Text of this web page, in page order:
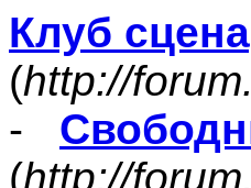
Клуб
(http://
-
(http://